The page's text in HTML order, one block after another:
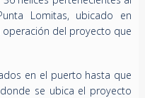
Lomitas, ubicado en
operación del proyecto que
en el puerto hasta que
se ubica el proyecto